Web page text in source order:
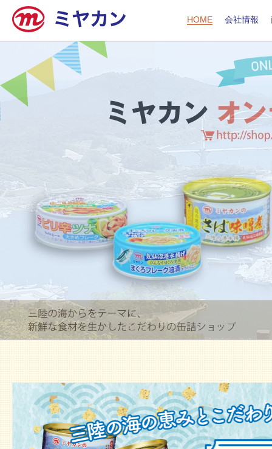
会社情報
HOME